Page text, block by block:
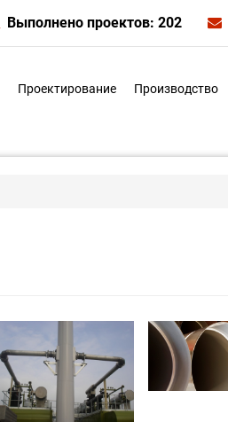
Выполнено проектов: 202
Проектирование Производство